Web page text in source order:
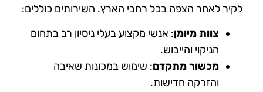
לקיר לאחר הצפה בכל רחבי הארץ. השירותים כוללים:
צוות מיומן: אנשי מקצוע בעלי ניסיון רב בתחום
הניקוי והייבוש.
מכשור מתקדם: שימוש במכונות שאיבה
והזרקה חדישות.